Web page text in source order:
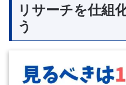
リサーチを仕組
う